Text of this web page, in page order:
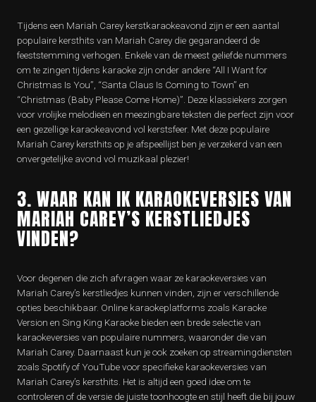
Tijdens een Mariah Carey kerstkaraokeavond zijn er een aantal
populaire kersthits van Mariah Carey die gegarandeerd de
feeststemming verhogen. Enkele van de meest geliefde nummers
om te zingen tijdens karaoke zijn onder andere “All I Want for
Christmas Is You”, “Santa Claus Is Coming to Town” en
“Christmas (Baby Please Come Home)”. Deze klassiekers zorgen
voor vrolijke melodieën en meezingbare teksten die perfect zijn voor
een gezellige karaokeavond vol kerstsfeer. Met deze populaire
Mariah Carey kersthits op je afspeellijst ben je verzekerd van een
onvergetelijke avond vol muzikaal plezier!
3. WAAR KAN IK KARAOKEVERSIES VAN
MARIAH CAREY’S KERSTLIEDJES
VINDEN?
Voor degenen die zich afvragen waar ze karaokeversies van
Mariah Carey’s kerstliedjes kunnen vinden, zijn er verschillende
opties beschikbaar. Online karaokeplatforms zoals Karaoke
Version en Sing King Karaoke bieden een brede selectie van
karaokeversies van populaire nummers, waaronder die van
Mariah Carey. Daarnaast kun je ook zoeken op streamingdiensten
zoals Spotify of YouTube voor specifieke karaokeversies van
Mariah Carey’s kersthits. Het is altijd een goed idee om te
controleren of de versie de juiste toonhoogte en stijl heeft die bij jouw